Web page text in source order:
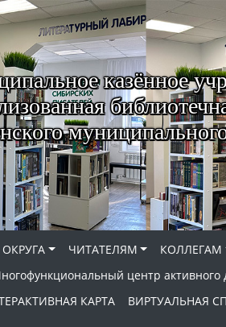
казённое
ЧИТАТЕЛЯМ КОЛЛЕГАМ
центр активного
КАРТА ВИРТУАЛЬНАЯ